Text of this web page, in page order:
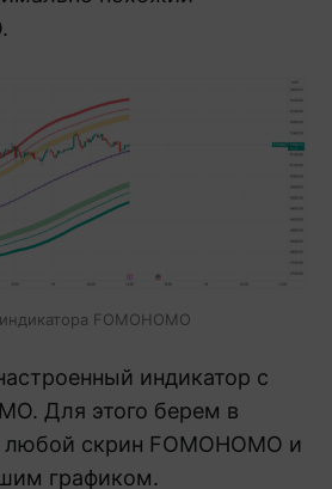
FOMOHOMO
индикатор с
Для этого берем в
любой скрин FOMOHOMO и
графиком.